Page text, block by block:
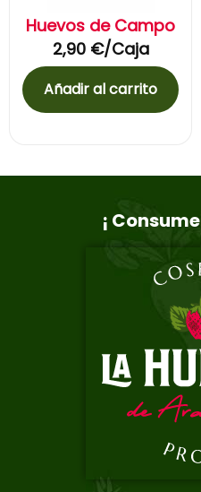
Huevos de Campo
2,90 €/Caja
Añadir al carrito
¡